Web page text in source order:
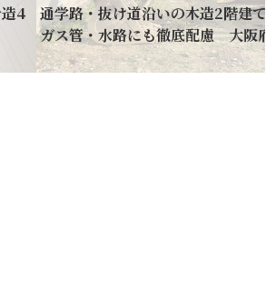
通学路・抜け道沿いの木造2階建てを安
ガス管・水路にも徹底配慮 大阪府泉大